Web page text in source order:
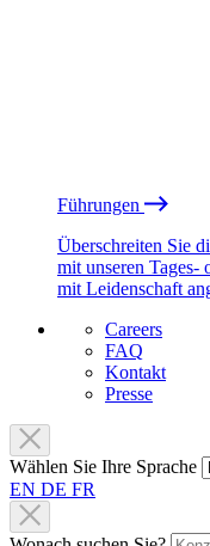
Führungen
Überschreiten Sie
mit unseren Tages-
mit Leidenschaft
Careers
FAQ
Kontakt
Presse
Wählen Sie Ihre Sprache
EN DE FR